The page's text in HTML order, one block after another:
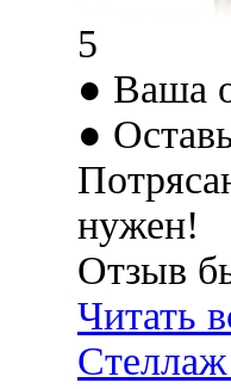
5
● Ваша
●
нужен!
Отзыв
Читать